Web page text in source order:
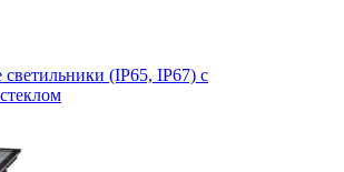
(IP65, IP67) с